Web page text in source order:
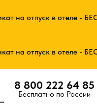
на отпуск в отеле -
на отпуск в отеле -
8 800 222 64 85
Бесплатно по России